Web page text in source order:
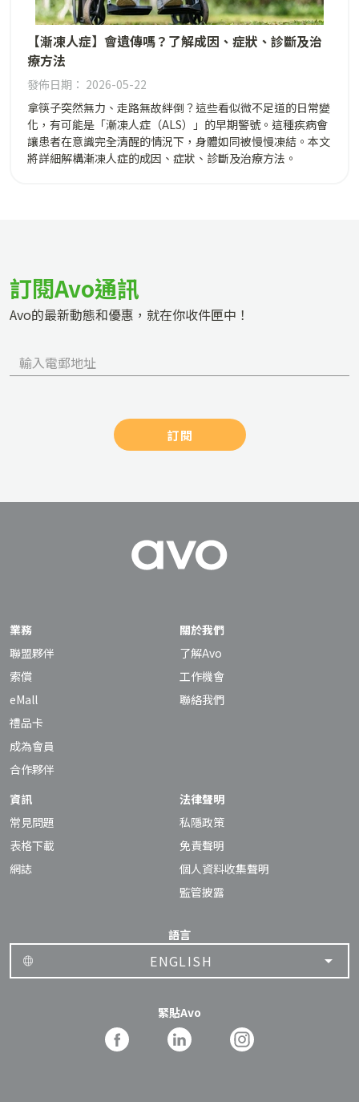
【漸凍人症】會遺傳嗎？了解成因、症狀、診斷及治
療方法
發佈日期： 2026-05-22
拿筷子突然無力、走路無故絆倒？這些看似微不足道的日常變
化，有可能是「漸凍人症（ALS）」的早期警號。這種疾病會
讓患者在意識完全清醒的情況下，身體如同被慢慢凍結。本文
將詳細解構漸凍人症的成因、症狀、診斷及治療方法。
訂閱Avo通訊
Avo的最新動態和優惠，就在你收件匣中！
訂閱
業務
聯盟夥伴
索償
eMall
禮品卡
成為會員
合作夥伴
關於我們
了解Avo
工作機會
聯絡我們
資訊
常見問題
表格下載
網誌
法律聲明
私隱政策
免責聲明
個人資料收集聲明
監管披露
語言
ENGLISH
緊貼Avo